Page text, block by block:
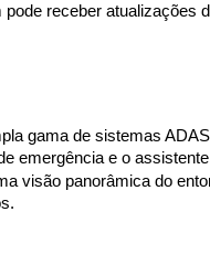
receber
gama de sistemas
emergência e o
visão panorâmica do